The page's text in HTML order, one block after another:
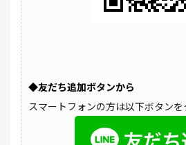
◆友だち追加ボタンから
スマートフォンの方は以下ボタンを